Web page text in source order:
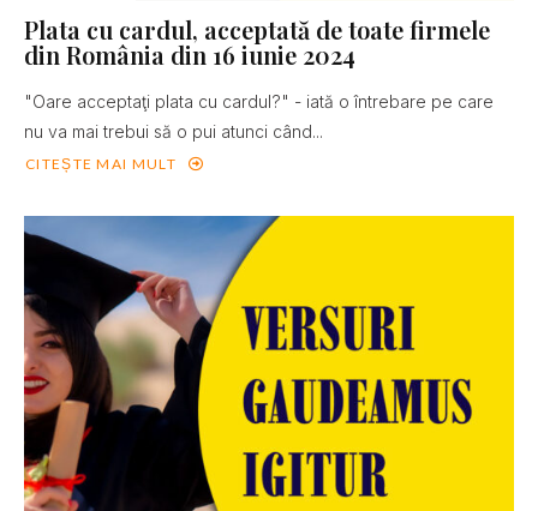
Plata cu cardul, acceptată de toate firmele
din România din 16 iunie 2024
"Oare acceptaţi plata cu cardul?" - iată o întrebare pe care
nu va mai trebui să o pui atunci când...
CITEȘTE MAI MULT